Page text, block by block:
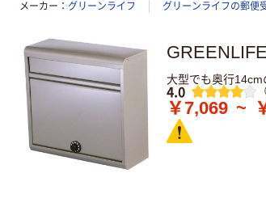
メーカー グリーンライフ グリーンライフの郵便
大型でも奥行14cm
レビュー
4.0
￥7,069 ~